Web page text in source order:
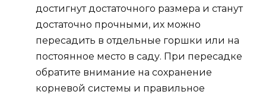
достигнут достаточного размера и станут
достаточно прочными, их можно
пересадить в отдельные горшки или на
постоянное место в саду. При пересадке
обратите внимание на сохранение
корневой системы и правильное